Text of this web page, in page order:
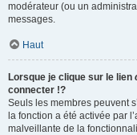
modérateur (ou un
messages.
Haut
Lorsque je clique sur le lien
connecter !?
Seuls les membres peuvent
la fonction a été activée par
malveillante de la